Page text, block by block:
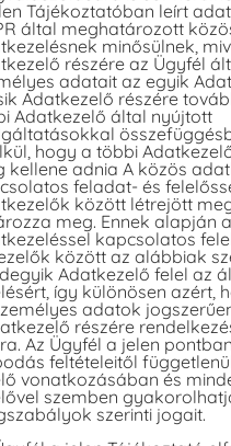
Tájékoztatóban leírt
által meghatározott
minősülnek,
részére az Ügyfél
adatait az egyik
Adatkezelő részére
Adatkezelő által nyújtott
hogy a többi
kellene adnia A közös
feladat- és
között létrejött
meg. Ennek alapján
kapcsolatos
között az alábbiak
Adatkezelő felel az
így különösen azért,
adatok
részére
Az Ügyfél a jelen
feltételeitől
vonatkozásában és
szemben
szerinti jogait.